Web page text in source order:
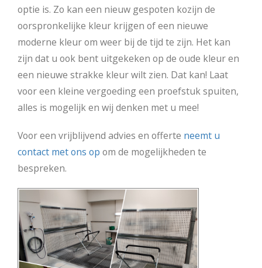
optie is. Zo kan een nieuw gespoten kozijn de
oorspronkelijke kleur krijgen of een nieuwe
moderne kleur om weer bij de tijd te zijn. Het kan
zijn dat u ook bent uitgekeken op de oude kleur en
een nieuwe strakke kleur wilt zien. Dat kan! Laat
voor een kleine vergoeding een proefstuk spuiten,
alles is mogelijk en wij denken met u mee!
Voor een vrijblijvend advies en offerte neemt u
contact met ons op om de mogelijkheden te
bespreken.